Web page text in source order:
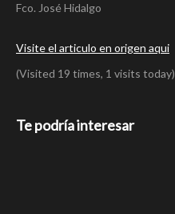
Fco. José Hidalgo
Visite el articulo en origen aqui
(Visited 19 times, 1 visits today)
Te podría interesar